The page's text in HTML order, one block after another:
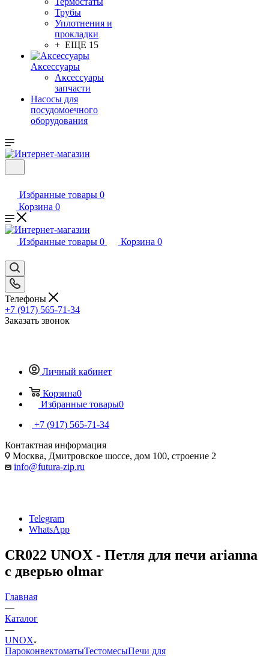
Трубы
Уплотнения и
прокладки
+ ЕЩЕ 15
Аксессуары
Аксессуары
запчасти
Насосы для
посудомоечного
оборудования
Избранные товары 0
Корзина 0
Избранные товары 0 Корзина 0
Телефоны
+7 (917) 565-71-34
Заказать звонок
Личный кабинет
Корзина0
Избранные товары0
+7 (917) 565-71-34
Контактная информация
Москва, Дмитровское шоссе, дом 100, строение 2
info@futura-zip.ru
Telegram
WhatsApp
CR022 UNOX - Петля для печи arianna
с дверью olmar
Главная
—
Каталог
—
UNOX
ПароконвектоматыТестомесыПечи для